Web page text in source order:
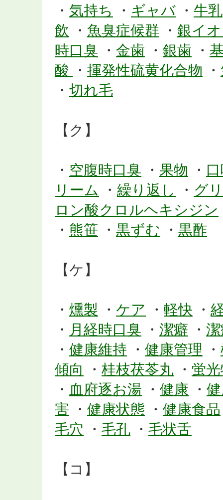
・ 気持ち ・ ギャバ ・ 牛乳
飲 ・ 魚臭症候群 ・ 銀イ
時口臭 ・ 金歯 ・ 銀歯 ・
酸
・ 揮発性硫黄化合物 ・
・ 切れ毛
【ク】
・ 空腹時口臭 ・ 果物 ・
リーム
・ 繰り返し ・ グ
ロン酸クロルヘキシジン
・ 熊笹 ・ 黒ずむ ・ 黒酢
【ケ】
・ 燻製 ・ ケア ・ 軽快 ・
・ 月経時口臭 ・ 潔癖 ・
・ 健康維持 ・ 健康管理 ・
傾向
・ 桂枝茯苓丸 ・ 蛍
・ 血府逐お湯 ・ 健康 ・
害 ・ 健康状態 ・ 健康食品
毛穴 ・ 毛孔 ・ 毛状舌
【コ】